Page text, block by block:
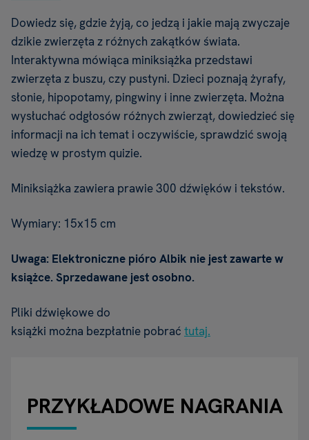
Dowiedz się, gdzie żyją, co jedzą i jakie mają zwyczaje
dzikie zwierzęta z różnych zakątków świata.
Interaktywna mówiąca miniksiążka przedstawi
zwierzęta z buszu, czy pustyni. Dzieci poznają żyrafy,
słonie, hipopotamy, pingwiny i inne zwierzęta. Można
wysłuchać odgłosów różnych zwierząt, dowiedzieć się
informacji na ich temat i oczywiście, sprawdzić swoją
wiedzę w prostym quizie.
Miniksiążka zawiera prawie 300 dźwięków i tekstów.
Wymiary: 15x15 cm
Uwaga: Elektroniczne pióro Albik nie jest zawarte w
książce. Sprzedawane jest osobno.
Pliki dźwiękowe do
książki można bezpłatnie pobrać tutaj.
PRZYKŁADOWE NAGRANIA